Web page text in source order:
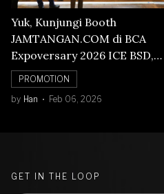
Yuk, Kunjungi Booth
JAMTANGAN.COM di BCA
Expoversary 2026 ICE BSD,
Banyak Diskon Jam Tangan,
Cuma Sampai 8 Februari!
PROMOTION
by Han Feb 06, 2026
GET IN THE LOOP